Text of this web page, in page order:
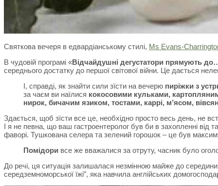
Святкова вечеря в едвардіанському стилі, Ms Evans-
В чудовій програмі «Відчайдушні дегустатори прямують
середнього достатку до першої світової війни. Це дається
І, справді, як знайти сили зїсти на вечерю пиріжки з
за чаєм ви наїлися кокосовими кульками,
нирок, бичачим язиком, тостами, каррі, м’ясом,
Здається, щоб зїсти все це, необхідно просто весь день, не
І я не певна, що ваш гастроентеролог був би в захопленні від
фаворі. Тушкована селера та зелений горошок – це був
Помідори все же вважалися за отруту, часник було
До речі, ця ситуація залишалася незмінною майже до
середземноморської їжі”, яка навчила англійських